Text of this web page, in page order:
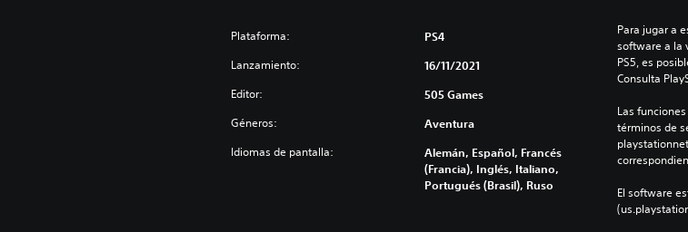
Plataforma: PS4
Lanzamiento: 16/11/2021
Editor: 505 Games
Géneros: Aventura
Idiomas de pantalla:
Alemán, Español, Francés
(Francia), Inglés, Italiano,
Portugués (Brasil), Ruso
Para jugar a
software a la
PS5, es
Consulta
Las
términos de
El software